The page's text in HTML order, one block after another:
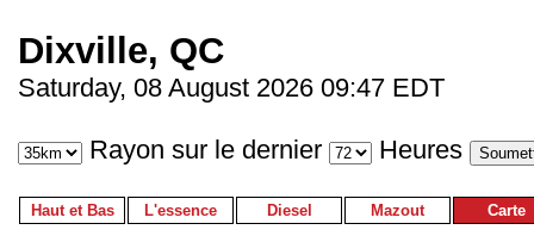
Dixville, QC
Saturday, 08 August 2026 09:47 EDT
Rayon sur le dernier Heures
Haut et Bas L'essence Diesel Mazout Carte